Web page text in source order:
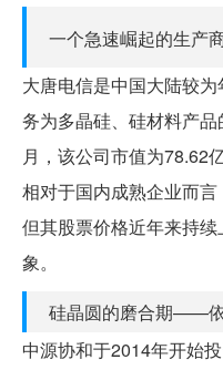
一个急速崛起的生
大唐电信是中国大陆较
务为多晶硅、硅材料产
月，该公司市值为78.62
相对于国内成熟企业而言
但其股票价格近年来持
象。
硅晶圆的磨合期——
中源协和于2014年开始